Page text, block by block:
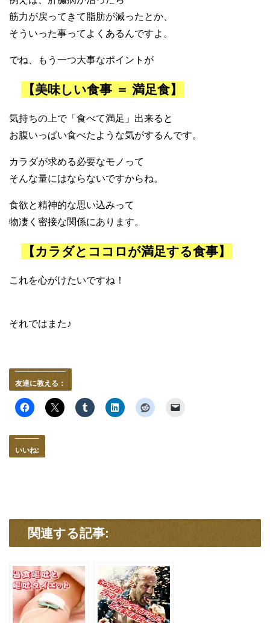
筋力が戻ってきて脂肪が減ったとか、
そういった事ってよくあるんですよ。
でね、もう一つ大事なポイントが
【美味しい食事 ＝ 満足食】
気持ちの上で「食べて満足」出来ると
お腹いっぱい食べたような気がするんです。
カラダが求める必要なモノって
そんな量にはならないですからね。
食欲と精神的な思い込みって
物凄く密接な関係にあります。
【カラダとココロが満足する食事】
これを心がけたいですね！
それではまた♪
友達に教える：
いいね:
関連する記事: